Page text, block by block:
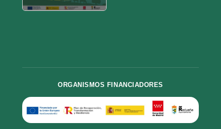
ORGANISMOS FINANCIADORES